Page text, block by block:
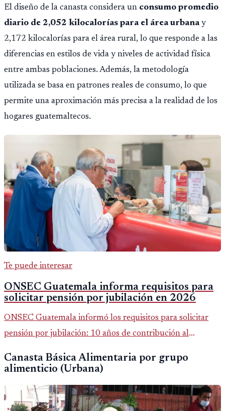
El diseño de la canasta considera un consumo promedio
diario de 2,052 kilocalorías para el área urbanay
2,172 kilocalorías para el área rural, lo que responde a las
diferencias en estilos de vida y niveles de actividad física
entre ambas poblaciones. Además, la metodología
utilizada se basa en patrones reales de consumo, lo que
permite una aproximación más precisa a la realidad de los
hogares guatemaltecos.
Te puede interesar
ONSEC Guatemala informa requisitos para
solicitar pensión por jubilación en 2026
ONSEC Guatemala informó los requisitos para solicitar
pensión por jubilación: 10 años de contribución al
importar edad.
Canasta Básica Alimentaria por grupo
alimenticio (Urbana)